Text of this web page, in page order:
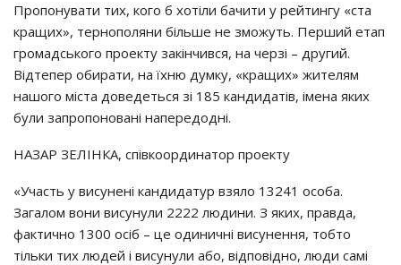
Пропонувати тих, кого б хотіли бачити у рейтингу «ста
кращих», тернополяни більше не зможуть. Перший етап
громадського проекту закінчився, на черзі – другий.
Відтепер обирати, на їхню думку, «кращих» жителям
нашого міста доведеться зі 185 кандидатів, імена яких
були запропоновані напередодні.
НАЗАР ЗЕЛІНКА, співкоординатор проекту
«Участь у висунені кандидатур взяло 13241 особа.
Загалом вони висунули 2222 людини. З яких, правда,
фактично 1300 осіб – це одиничні висунення, тобто
тільки тих людей і висунули або, відповідно, люди самі